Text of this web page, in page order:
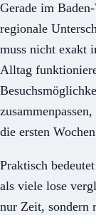
Gerade im
regionale
muss nicht exakt
Alltag
die ersten
Praktisch
als viele lose
nur Zeit, sondern